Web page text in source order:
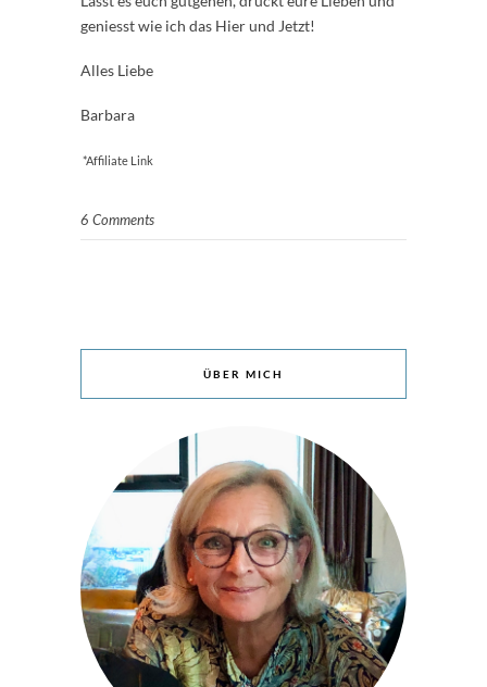
geniesst wie ich das Hier und Jetzt!
Alles Liebe
Barbara
*Affiliate Link
6 Comments
ÜBER MICH